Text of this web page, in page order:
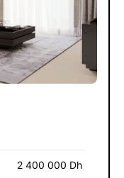
2 400 000 Dh